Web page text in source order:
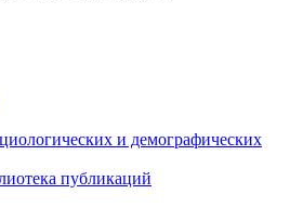
и демографических
публикаций